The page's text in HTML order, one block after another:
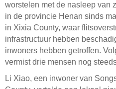
worstelen met de nasleep van
in de provincie Henan sinds
in Xixia County, waar
infrastructuur hebben
inwoners hebben getroffen.
vermist drie mensen nog
Li Xiao, een inwoner van